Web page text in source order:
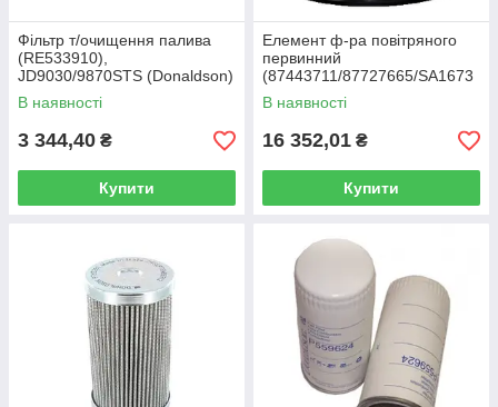
Фільтр т/очищення палива
(RE533910),
JD9030/9870STS (Donaldson)
В наявності
3 344,40 ₴
Купити
Елемент ф-ра повітряного
первинний
(87443711/87727665/SA1673
8), Steiger/STX530
В наявності
16 352,01 ₴
Купити